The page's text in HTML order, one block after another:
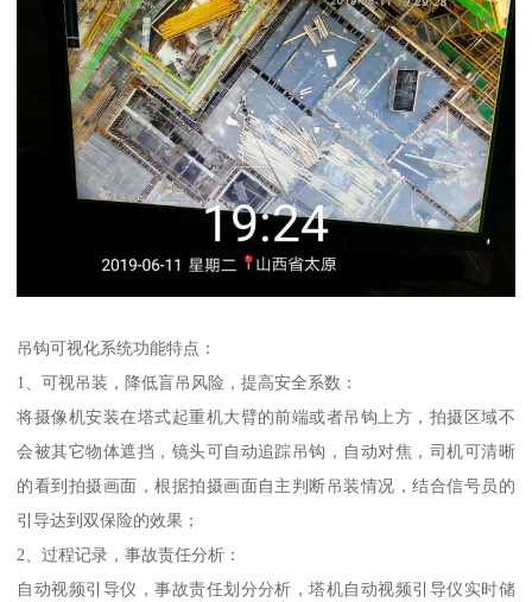
吊钩可视化系统功能特点：
1、可视吊装，降低盲吊风险，提高安全系数：
将摄像机安装在塔式起重机大臂的前端或者吊钩上方，拍摄区域不
会被其它物体遮挡，镜头可自动追踪吊钩，自动对焦，司机可清晰
的看到拍摄画面，根据拍摄画面自主判断吊装情况，结合信号员的
引导达到双保险的效果；
2、过程记录，事故责任分析：
自动视频引导仪，事故责任划分分析，塔机自动视频引导仪实时储